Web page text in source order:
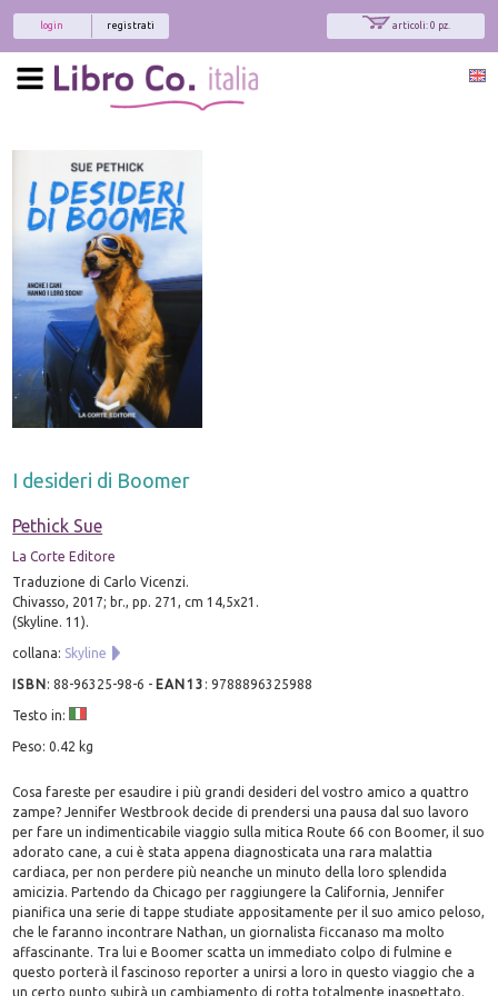
articoli: 0 pz.
registrati
login
I desideri di Boomer
Pethick Sue
La Corte Editore
Traduzione di Carlo Vicenzi.
Chivasso, 2017; br., pp. 271, cm 14,5x21.
(Skyline. 11).
collana: Skyline
ISBN:88-96325-98-6 - EAN13 :9788896325988
Testo in:
Peso: 0.42 kg
Cosa fareste per esaudire i più grandi desideri del vostro amico a quattro
zampe? Jennifer Westbrook decide di prendersi una pausa dal suo lavoro
per fare un indimenticabile viaggio sulla mitica Route 66 con Boomer, il suo
adorato cane, a cui è stata appena diagnosticata una rara malattia
cardiaca, per non perdere più neanche un minuto della loro splendida
amicizia. Partendo da Chicago per raggiungere la California, Jennifer
pianifica una serie di tappe studiate appositamente per il suo amico peloso,
che le faranno incontrare Nathan, un giornalista ficcanaso ma molto
affascinante. Tra lui e Boomer scatta un immediato colpo di fulmine e
questo porterà il fascinoso reporter a unirsi a loro in questo viaggio che a
un certo punto subirà un cambiamento di rotta totalmente inaspettato.